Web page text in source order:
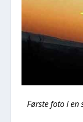
Før­ste foto i en